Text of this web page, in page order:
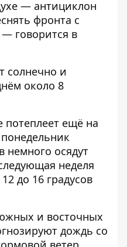
— антициклон
фронта с
говорится в
солнечно и
около 8
потеплеет ещё на
немного осядут
неделя
до 16 градусов
и восточных
дождь со